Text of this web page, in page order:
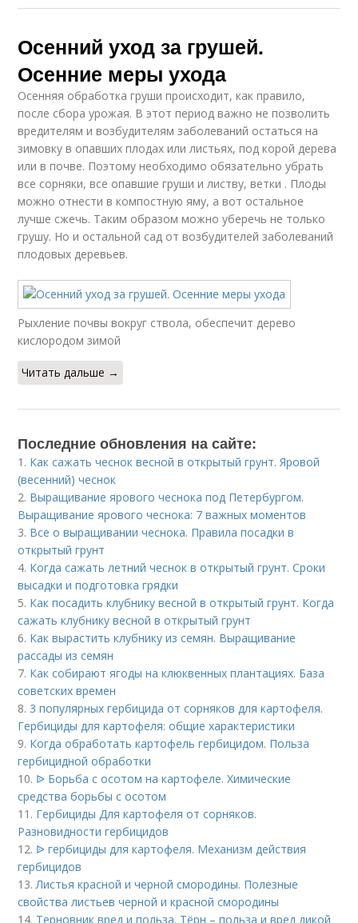
Осенний уход за грушей.
Осенние меры ухода
Осенняя обработка груши происходит, как правило,
после сбора урожая. В этот период важно не позволить
вредителям и возбудителям заболеваний остаться на
зимовку в опавших плодах или листьях, под корой дерева
или в почве. Поэтому необходимо обязательно убрать
все сорняки, все опавшие груши и листву, ветки . Плоды
можно отнести в компостную яму, а вот остальное
лучше сжечь. Таким образом можно уберечь не только
грушу. Но и остальной сад от возбудителей заболеваний
плодовых деревьев.
Рыхление почвы вокруг ствола, обеспечит дерево
кислородом зимой
Читать дальше →
Последние обновления на сайте:
1. Как сажать чеснок весной в открытый грунт. Яровой
(весенний) чеснок
2. Выращивание ярового чеснока под Петербургом.
Выращивание ярового чеснока: 7 важных моментов
3. Все о выращивании чеснока. Правила посадки в
открытый грунт
4. Когда сажать летний чеснок в открытый грунт. Сроки
высадки и подготовка грядки
5. Как посадить клубнику весной в открытый грунт. Когда
сажать клубнику весной в открытый грунт
6. Как вырастить клубнику из семян. Выращивание
рассады из семян
7. Как собирают ягоды на клюквенных плантациях. База
советских времен
8. 3 популярных гербицида от сорняков для картофеля.
Гербициды для картофеля: общие характеристики
9. Когда обработать картофель гербицидом. Польза
гербицидной обработки
10. ᐉ Борьба с осотом на картофеле. Химические
средства борьбы с осотом
11. Гербициды Для картофеля от сорняков.
Разновидности гербицидов
12. ᐉ гербициды для картофеля. Механизм действия
гербицидов
13.Листья красной и черной смородины. Полезные
свойства листьев черной и красной смородины
14. Терновник вред и польза. Тёрн – польза и вред дикой